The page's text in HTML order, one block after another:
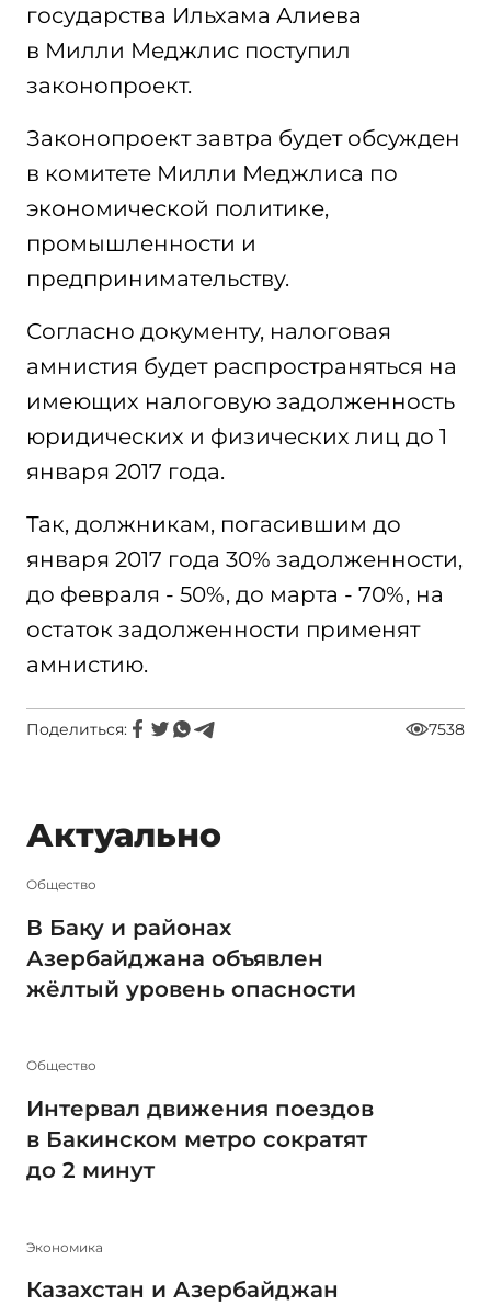
государства Ильхама Алиева
в Милли Меджлис поступил
законопроект.
Законопроект завтра будет обсужден
в комитете Милли Меджлиса по
экономической политике,
промышленности и
предпринимательству.
Согласно документу, налоговая
амнистия будет распространяться на
имеющих налоговую задолженность
юридических и физических лиц до 1
января 2017 года.
Так, должникам, погасившим до
января 2017 года 30% задолженности,
до февраля - 50%, до марта - 70%, на
остаток задолженности применят
амнистию.
Поделиться: 7538
Актуально
Общество
В Баку и районах
Азербайджана объявлен
жёлтый уровень опасности
Общество
Интервал движения поездов
в Бакинском метро сократят
до 2 минут
Экономика
Казахстан и Азербайджан